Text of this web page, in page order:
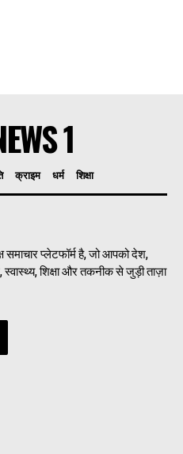
1
क्राइम धर्म शिक्षा
समाचार प्लेटफॉर्म है, जो आपको देश,
शिक्षा और तकनीक से जुड़ी ताज़ा